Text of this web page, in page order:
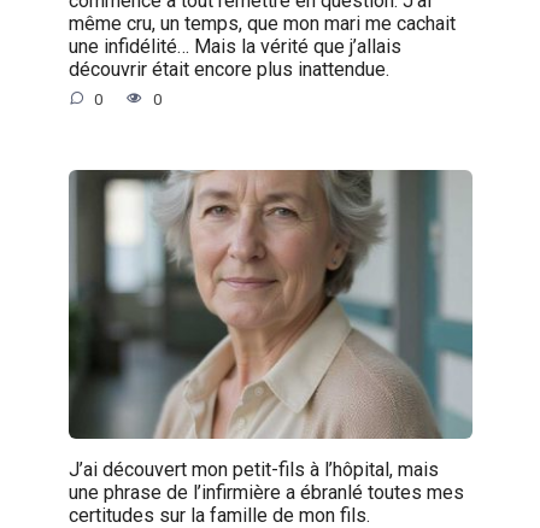
même cru, un temps, que mon mari me cachait
une infidélité… Mais la vérité que j’allais
découvrir était encore plus inattendue.
0 0
J’ai découvert mon petit-fils à l’hôpital, mais
une phrase de l’infirmière a ébranlé toutes mes
certitudes sur la famille de mon fils.